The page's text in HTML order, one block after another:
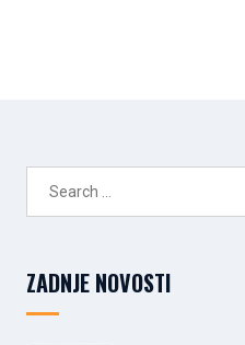
ZADNJE NOVOSTI